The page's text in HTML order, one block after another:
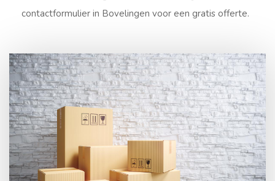
contactformulier in Bovelingen voor een gratis offerte.